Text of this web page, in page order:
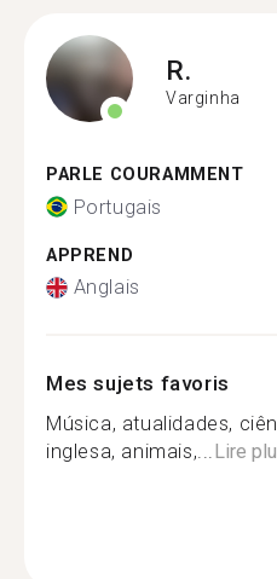
R.
Varginha
PARLE COURAMMENT
Portugais
APPREND
Anglais
Mes sujets favoris
Música, atualidades,
inglesa, animais,...Lire